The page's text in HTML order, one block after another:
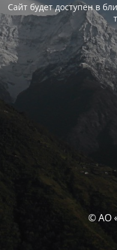
Сайт будет доступен в
© АО